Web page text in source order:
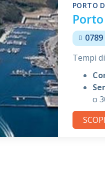
PORTO
Tempi
o